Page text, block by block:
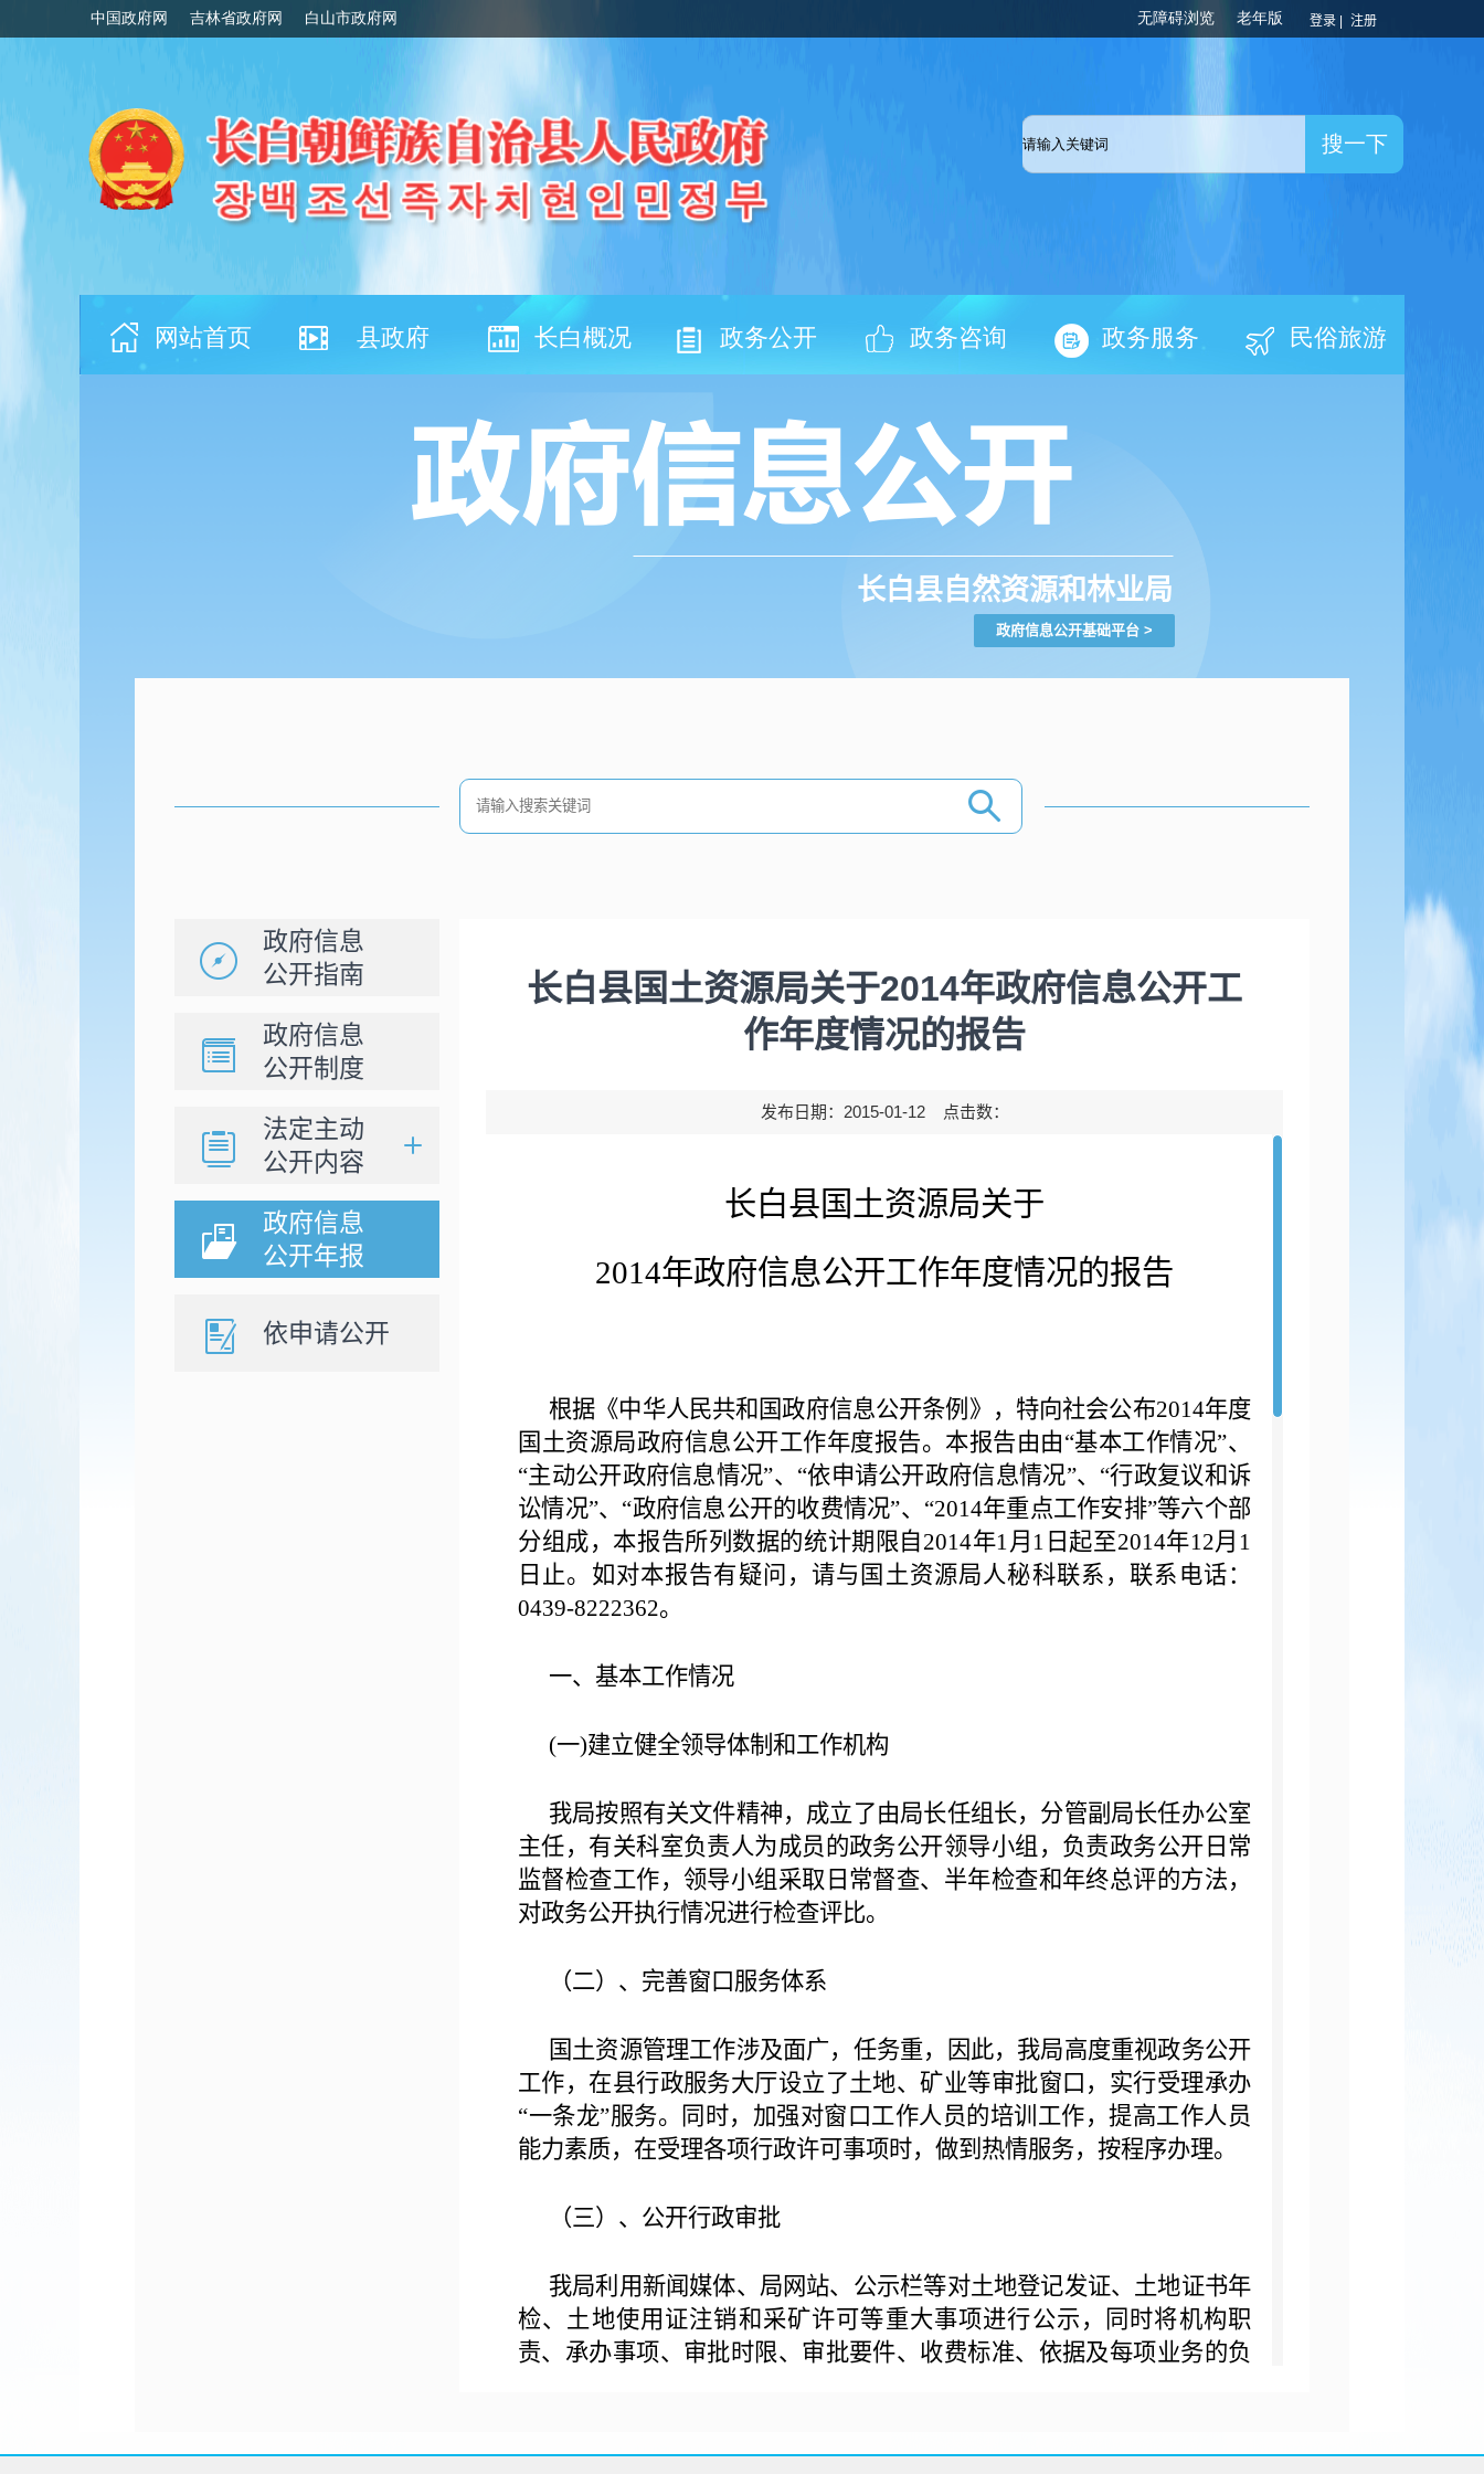
登录 | 注册
长白县自然资源和林业局
政府信息公开基础平台 >
政府信息
公开指南
政府信息
公开制度
法定主动
公开内容
政府信息
公开年报
依申请公开
长白县国土资源局关于2014年政府信息公开工
作年度情况的报告
发布日期：2015-01-12 点击数：
长白县国土资源局关于
2014年政府信息公开工作年度情况的报告
根据《中华人民共和国政府信息公开条例》，特向社会公布2014年度
国土资源局政府信息公开工作年度报告。本报告由由“基本工作情况”、
“主动公开政府信息情况”、“依申请公开政府信息情况”、“行政复议和诉
讼情况”、“政府信息公开的收费情况”、“2014年重点工作安排”等六个部
分组成，本报告所列数据的统计期限自2014年1月1日起至2014年12月1
日止。如对本报告有疑问，请与国土资源局人秘科联系，联系电话：
0439-8222362。
一、基本工作情况
(一)建立健全领导体制和工作机构
我局按照有关文件精神，成立了由局长任组长，分管副局长任办公室
主任，有关科室负责人为成员的政务公开领导小组，负责政务公开日常
监督检查工作，领导小组采取日常督查、半年检查和年终总评的方法，
对政务公开执行情况进行检查评比。
（二）、完善窗口服务体系
国土资源管理工作涉及面广，任务重，因此，我局高度重视政务公开
工作，在县行政服务大厅设立了土地、矿业等审批窗口，实行受理承办
“一条龙”服务。同时，加强对窗口工作人员的培训工作，提高工作人员
能力素质，在受理各项行政许可事项时，做到热情服务，按程序办理。
（三）、公开行政审批
我局利用新闻媒体、局网站、公示栏等对土地登记发证、土地证书年
检、土地使用证注销和采矿许可等重大事项进行公示，同时将机构职
责、承办事项、审批时限、审批要件、收费标准、依据及每项业务的负
法过程中，严格按照规定履行告之程序，书面通知行为人违法事实、应